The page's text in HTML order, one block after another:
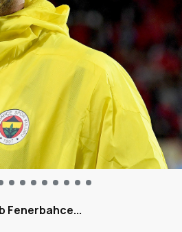
Fenerbahce...